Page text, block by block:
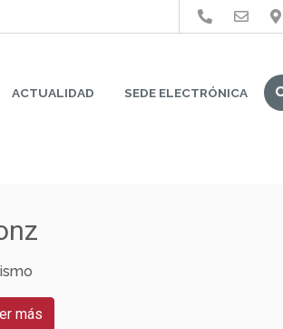
ACTUALIDAD SEDE ELECTRÓNICA
Buscar
más